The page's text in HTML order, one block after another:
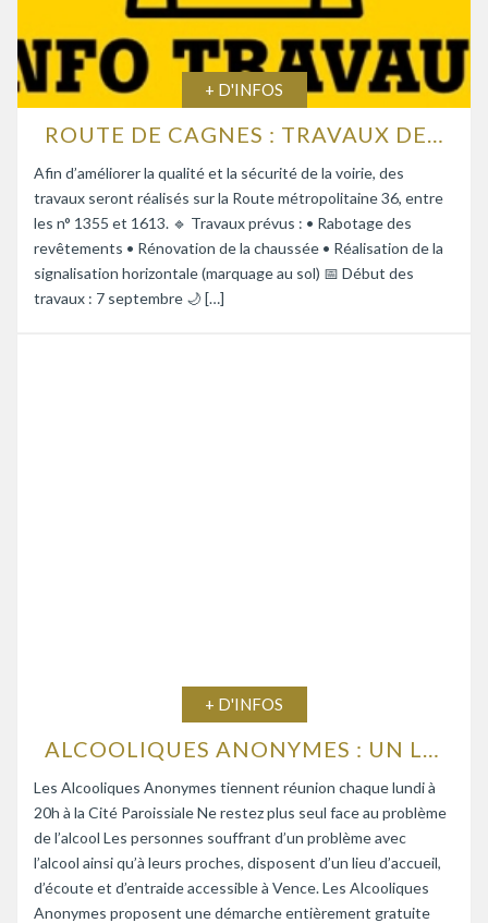
+ D'INFOS
ROUTE DE CAGNES : TRAVAUX DE RENFORCEMENT DE LA CHAUSSÉE
Afin d’améliorer la qualité et la sécurité de la voirie, des
travaux seront réalisés sur la Route métropolitaine 36, entre
les n° 1355 et 1613. 🔹 Travaux prévus : • Rabotage des
revêtements • Rénovation de la chaussée • Réalisation de la
signalisation horizontale (marquage au sol) 📅 Début des
travaux : 7 septembre 🌙 […]
+ D'INFOS
ALCOOLIQUES ANONYMES : UN LIEU D’ÉCOUTE ET D’ENTRAIDE
Les Alcooliques Anonymes tiennent réunion chaque lundi à
20h à la Cité Paroissiale Ne restez plus seul face au problème
de l’alcool Les personnes souffrant d’un problème avec
l’alcool ainsi qu’à leurs proches, disposent d’un lieu d’accueil,
d’écoute et d’entraide accessible à Vence. Les Alcooliques
Anonymes proposent une démarche entièrement gratuite